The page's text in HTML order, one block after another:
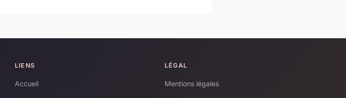
LIENS
Accueil
LÉGAL
Mentions légales